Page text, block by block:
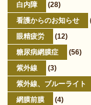
白内障
(28)
看護からのお知らせ
眼精疲労
(12)
糖尿病網膜症
(56)
紫外線
(3)
紫外線、ブルーライト
網膜前膜
(4)